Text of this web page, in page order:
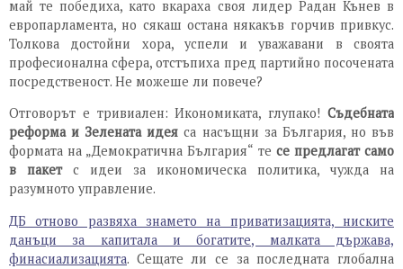
май те победиха, като вкараха своя лидер Радан Кънев в
европарламента, но сякаш остана някакъв горчив привкус.
Толкова достойни хора, успели и уважавани в своята
професионална сфера, отстъпиха пред партийно посочената
посредственост. Не можеше ли повече?
Отговорът е тривиален: Икономиката, глупако! Съдебната
реформа и Зелената идея са насъщни за България, но във
формата на „Демократична България“ те се предлагат само
в пакет с идеи за икономическа политика, чужда на
разумното управление.
ДБ отново развяха знамето на приватизацията, ниските
данъци за капитала и богатите, малката държава,
финасиализацията. Сещате ли се за последната глобална